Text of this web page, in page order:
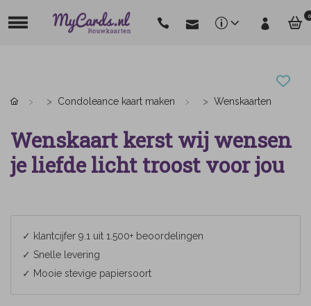
0
Condoleance kaart maken Wenskaarten
Wenskaart kerst wij wensen
je liefde licht troost voor jou
✓ klantcijfer 9.1 uit 1.500+ beoordelingen
✓ Snelle levering
✓ Mooie stevige papiersoort